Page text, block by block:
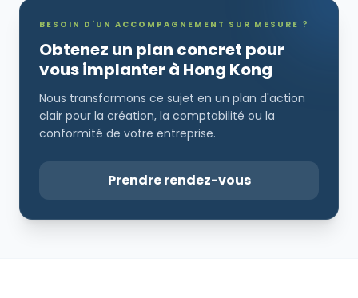
BESOIN D'UN ACCOMPAGNEMENT SUR MESURE ?
Obtenez un plan concret pour
vous implanter à Hong Kong
Nous transformons ce sujet en un plan d'action
clair pour la création, la comptabilité ou la
conformité de votre entreprise.
Prendre rendez-vous